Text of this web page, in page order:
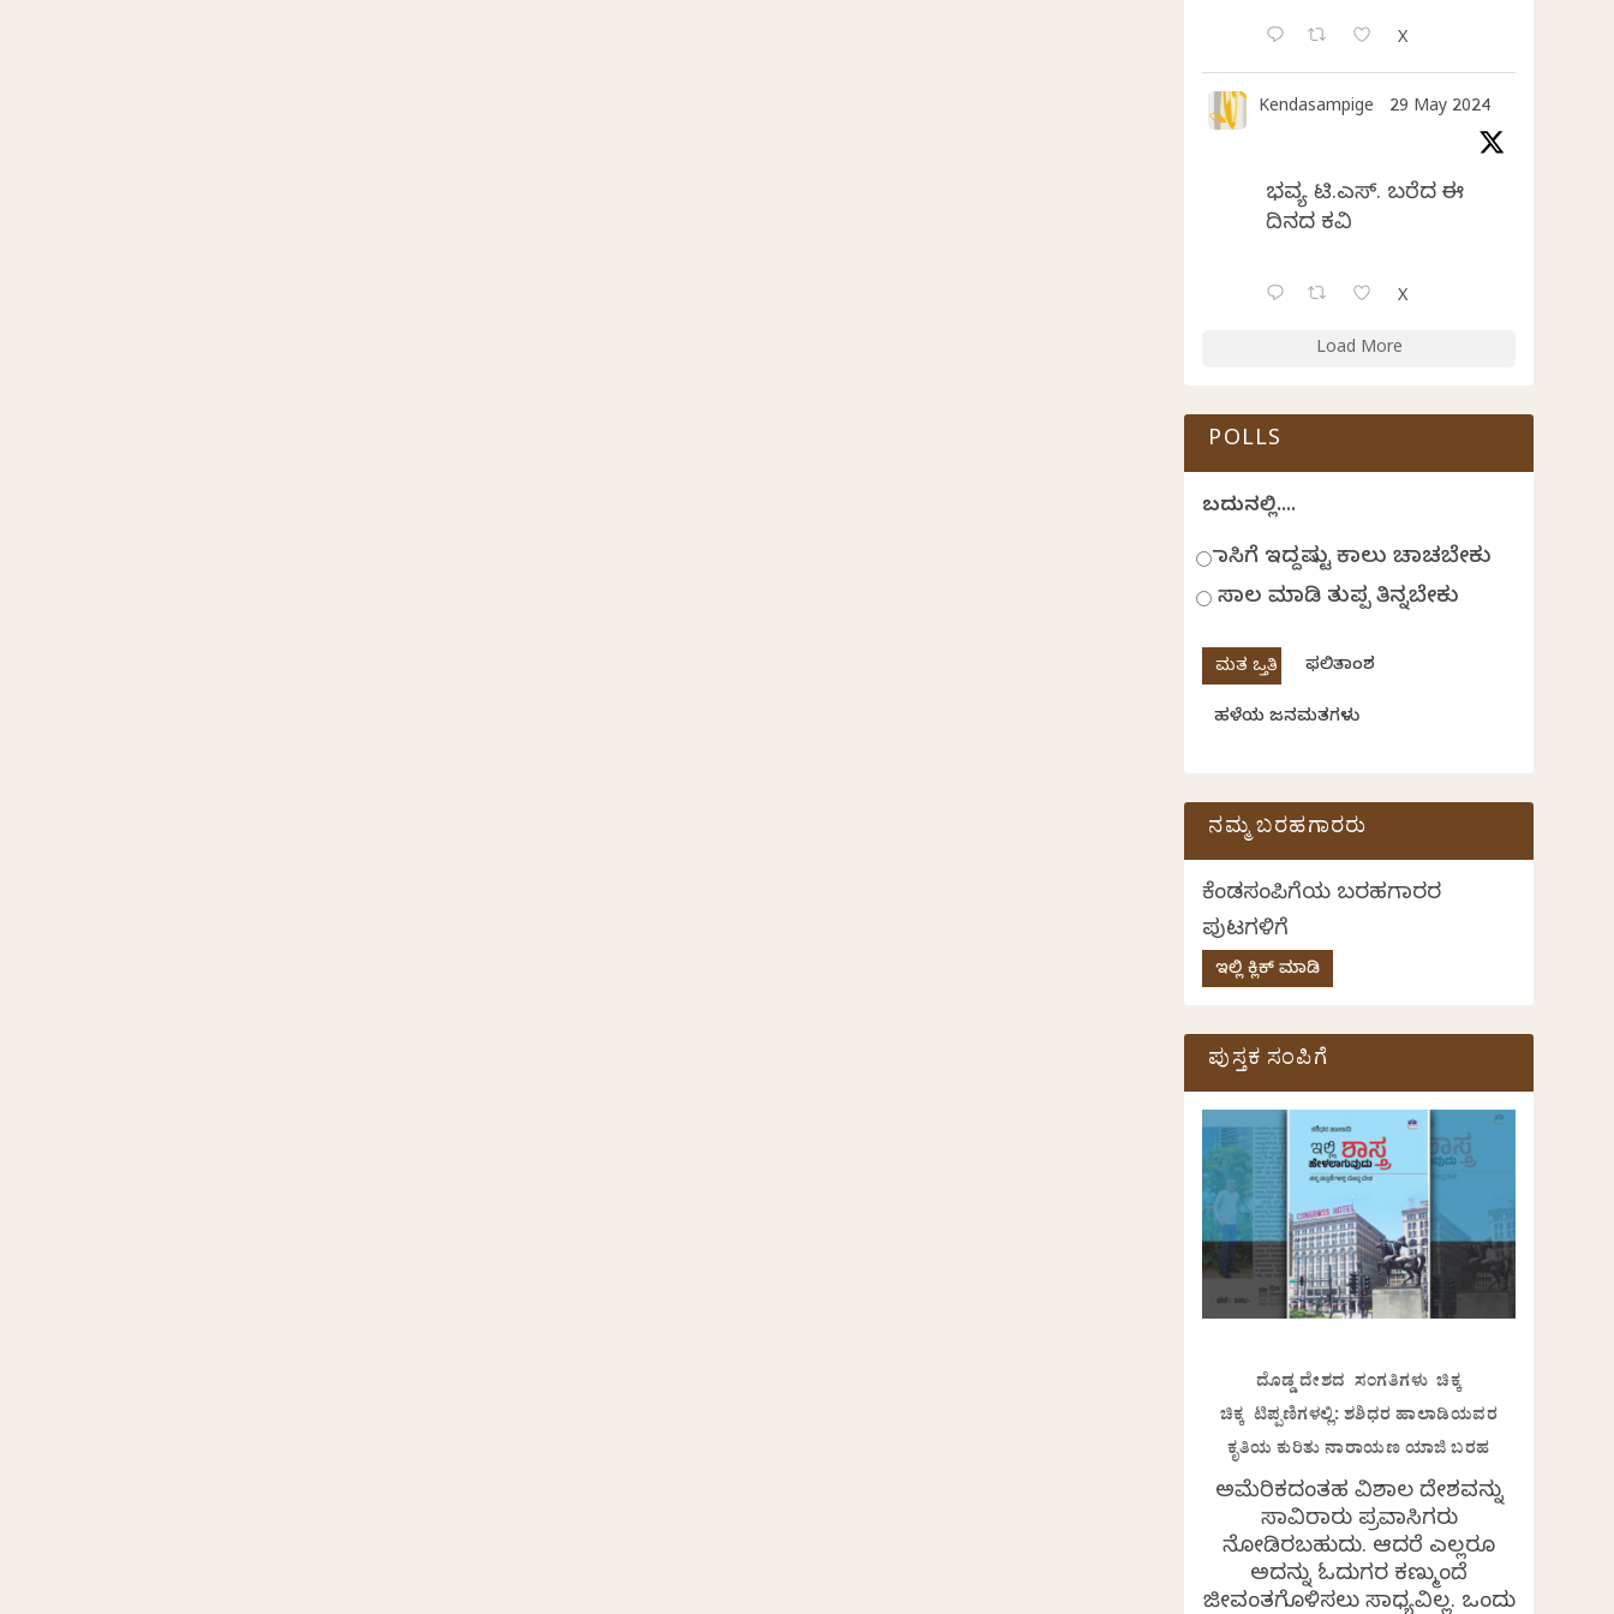
X
Kendasampige 29 May 2024
ಭವ್ಯ ಟಿ.ಎಸ್. ಬರೆದ ಈ
ದಿನದ ಕವಿತೆ
X
Load More
POLLS
ಬದುಕಿನಲ್ಲಿ....
ಹಾಸಿಗೆ ಇದ್ದಷ್ಟು ಕಾಲು ಚಾಚಬೇಕು
ಸಾಲ ಮಾಡಿ ತುಪ್ಪ ತಿನ್ನಬೇಕು
ಫಲಿತಾಂಶ
ಹಳೆಯ ಜನಮತಗಳು
ನಮ್ಮ ಬರಹಗಾರರು
ಕೆಂಡಸಂಪಿಗೆಯ ಬರಹಗಾರರ
ಪುಟಗಳಿಗೆ
ಇಲ್ಲಿ ಕ್ಲಿಕ್ ಮಾಡಿ
ಪುಸ್ತಕ ಸಂಪಿಗೆ
ದೊಡ್ಡ ದೇಶದ ಸಂಗತಿಗಳು ಚಿಕ್ಕ
ಚಿಕ್ಕ ಟಿಪ್ಪಣಿಗಳಲ್ಲಿ: ಶಶಿಧರ ಹಾಲಾಡಿಯವರ
ಕೃತಿಯ ಕುರಿತು ನಾರಾಯಣ ಯಾಜಿ ಬರಹ
ಅಮೆರಿಕದಂತಹ ವಿಶಾಲ ದೇಶವನ್ನು
ಸಾವಿರಾರು ಪ್ರವಾಸಿಗರು
ನೋಡಿರಬಹುದು. ಆದರೆ ಎಲ್ಲರೂ
ಅದನ್ನು ಓದುಗರ ಕಣ್ಮುಂದೆ
ಜೀವಂತಗೊಳಿಸಲು ಸಾಧ್ಯವಿಲ್ಲ. ಒಂದು